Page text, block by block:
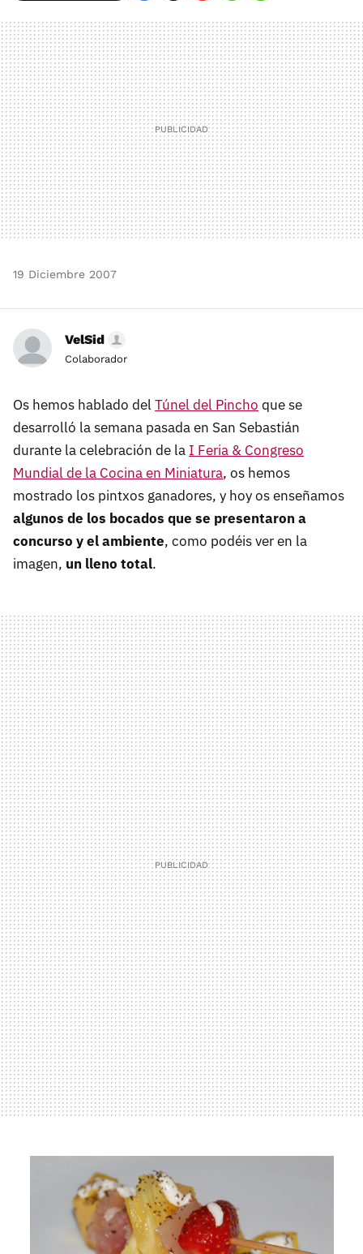
MAIL
19 Diciembre 2007
VelSid
Colaborador
Os hemos hablado del Túnel del Pincho que se
desarrolló la semana pasada en San Sebastián
durante la celebración de la I Feria & Congreso
Mundial de la Cocina en Miniatura, os hemos
mostrado los pintxos ganadores, y hoy os enseñamos
algunos de los bocados que se presentaron a
concurso y el ambiente, como podéis ver en la
imagen, un lleno total.